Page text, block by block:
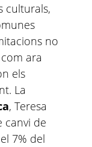
culturals,
no
ara
els
La
, Teresa
canvi de
7% del